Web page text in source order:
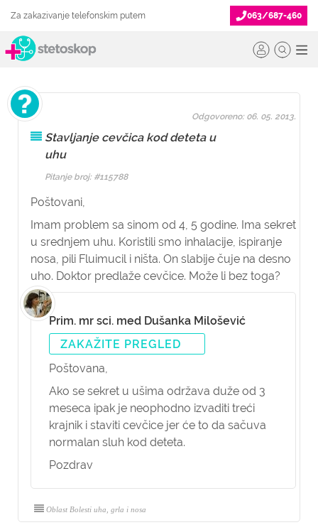
Za zakazivanje telefonskim putem 063/687-460
Stavljanje cevčica kod deteta u
uhu
Pitanje broj: #115788
Poštovani,
Imam problem sa sinom od 4, 5 godine. Ima sekret
u srednjem uhu. Koristili smo inhalacije, ispiranje
nosa, pili Fluimucil i ništa. On slabije čuje na desno
uho. Doktor predlaže cevčice. Može li bez toga?
Odgovoreno: 06. 05. 2013.
Prim. mr sci. med Dušanka Milošević
ZAKAŽITE PREGLED
Poštovana,
Ako se sekret u ušima održava duže od 3
meseca ipak je neophodno izvaditi treći
krajnik i staviti cevčice jer će to da sačuva
normalan sluh kod deteta.
Pozdrav
Oblast Bolesti uha, grla i nosa